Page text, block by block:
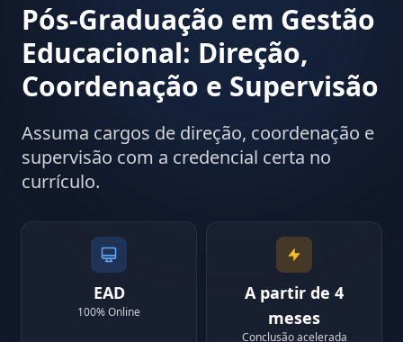
Pós-Graduação em Gestão
Educacional: Direção,
Coordenação e Supervisão
Assuma cargos de direção, coordenação e
supervisão com a credencial certa no
currículo.
EAD
100% Online
A partir de 4
meses
Conclusão acelerada